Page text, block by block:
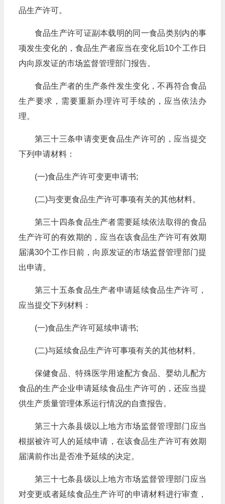
品生产许可。
食品生产许可证副本载明的同一食品类别内的事
项发生变化的，食品生产者应当在变化后10个工作日
内向原发证的市场监督管理部门报告。
食品生产者的生产条件发生变化，不再符合食品
生产要求，需要重新办理许可手续的，应当依法办
理。
第三十三条申请变更食品生产许可的，应当提交
下列申请材料：
(一)食品生产许可变更申请书;
(二)与变更食品生产许可事项有关的其他材料。
第三十四条食品生产者需要延续依法取得的食品
生产许可的有效期的，应当在该食品生产许可有效期
届满30个工作日前，向原发证的市场监督管理部门提
出申请。
第三十五条食品生产者申请延续食品生产许可，
应当提交下列材料：
(一)食品生产许可延续申请书;
(二)与延续食品生产许可事项有关的其他材料。
保健食品、特殊医学用途配方食品、婴幼儿配方
食品的生产企业申请延续食品生产许可的，还应当提
供生产质量管理体系运行情况的自查报告。
第三十六条县级以上地方市场监督管理部门应当
根据被许可人的延续申请，在该食品生产许可有效期
届满前作出是否准予延续的决定。
第三十七条县级以上地方市场监督管理部门应当
对变更或者延续食品生产许可的申请材料进行审查，